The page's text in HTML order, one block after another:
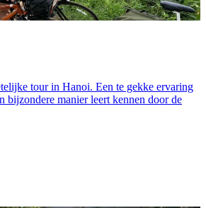
tour in Hanoi. Een te gekke ervaring
bijzondere manier leert kennen door de